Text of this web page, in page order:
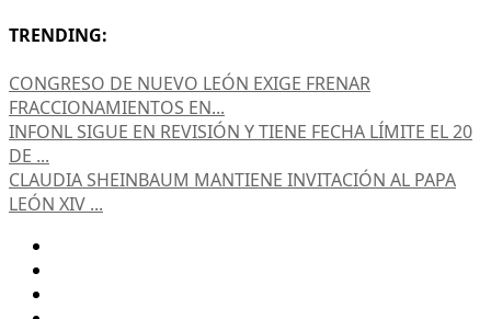
TRENDING:
CONGRESO DE NUEVO LEÓN EXIGE FRENAR
FRACCIONAMIENTOS EN...
INFONL SIGUE EN REVISIÓN Y TIENE FECHA LÍMITE EL 20
DE ...
CLAUDIA SHEINBAUM MANTIENE INVITACIÓN AL PAPA
LEÓN XIV ...